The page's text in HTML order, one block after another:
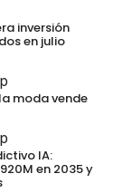
inversión
en julio
moda vende
IA:
en 2035 y